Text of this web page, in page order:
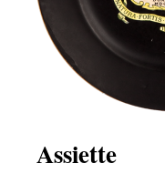
Assiette